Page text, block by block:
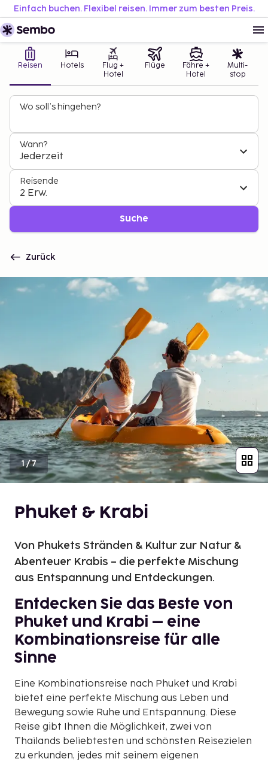
Einfach buchen. Flexibel reisen. Immer zum besten Preis.
Reisen Hotels
Flug +
Hotel
Flüge
Fähre +
Hotel
Multi-
stop
Wo soll’s hingehen?
Wann?
Jederzeit
Reisende
2 Erw.
Suche
Zurück
1/7
Phuket & Krabi
Von Phukets Stränden & Kultur zur Natur &
Abenteuer Krabis – die perfekte Mischung
aus Entspannung und Entdeckungen.
Entdecken Sie das Beste von
Phuket und Krabi – eine
Kombinationsreise für alle
Sinne
Eine Kombinationsreise nach Phuket und Krabi
bietet eine perfekte Mischung aus Leben und
Bewegung sowie Ruhe und Entspannung. Diese
Reise gibt Ihnen die Möglichkeit, zwei von
Thailands beliebtesten und schönsten Reisezielen
zu erkunden, jedes mit seinem eigenen